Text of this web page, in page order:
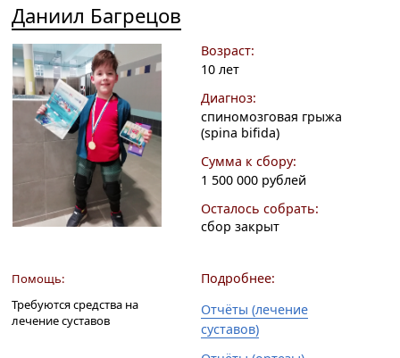
Даниил Багрецов
Возраст:
10 лет
Диагноз:
спиномозговая грыжа
(spina bifida)
Сумма к сбору:
1 500 000 рублей
Осталось собрать:
сбор закрыт
Помощь:
Требуются средства на
лечение суставов
Подробнее:
Отчёты (лечение
суставов)